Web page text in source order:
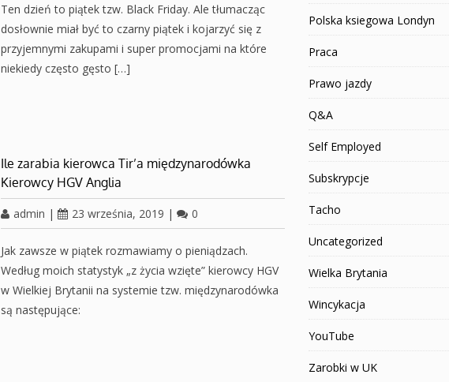
Ten dzień to piątek tzw. Black Friday. Ale tłumacząc
dosłownie miał być to czarny piątek i kojarzyć się z
przyjemnymi zakupami i super promocjami na które
niekiedy często gęsto […]
Ile zarabia kierowca Tir’a międzynarodówka
Kierowcy HGV Anglia
admin | 23 września, 2019 | 0
Jak zawsze w piątek rozmawiamy o pieniądzach.
Według moich statystyk „z życia wzięte” kierowcy HGV
w Wielkiej Brytanii na systemie tzw. międzynarodówka
są następujące:
Polska ksiegowa Londyn
Praca
Prawo jazdy
Q&A
Self Employed
Subskrypcje
Tacho
Uncategorized
Wielka Brytania
Wincykacja
YouTube
Zarobki w UK